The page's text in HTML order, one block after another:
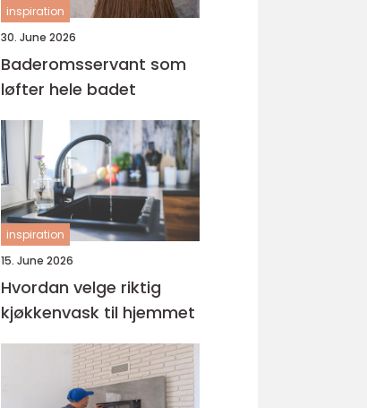
inspiration
30. June 2026
Baderomsservant som
løfter hele badet
inspiration
15. June 2026
Hvordan velge riktig
kjøkkenvask til hjemmet